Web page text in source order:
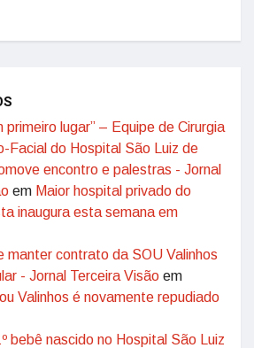
primeiro lugar” – Equipe de Cirurgia
Facial do Hospital São Luiz de
encontro e palestras - Jornal
em Maior hospital privado do
inaugura esta semana em
manter contrato da SOU Valinhos
- Jornal Terceira Visão em
Valinhos é novamente repudiado
bebê nascido no Hospital São Luiz